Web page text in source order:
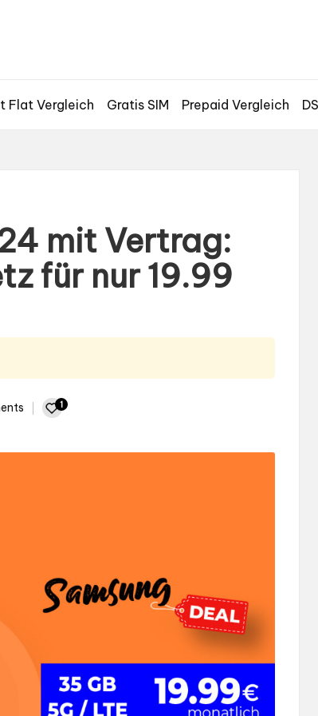
Flat Vergleich Gratis SIM Prepaid Vergleich
mit Vertrag:
für nur 19.99
1